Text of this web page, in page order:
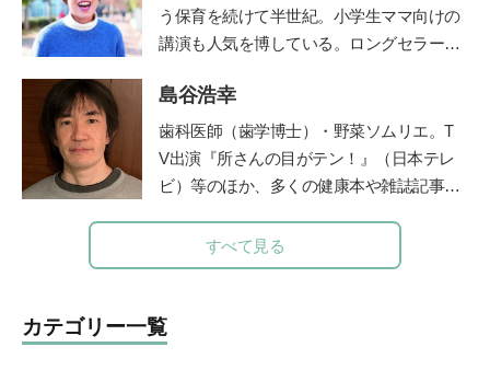
クをいれて使えることを知り、一気にイン
クコレクター(インク沼)になる。ご当地イ
まれ)の母親としての視点から文房具を観
察し、レビュー記事を執筆している。
う保育を続けて半世紀。小学生ママ向けの
講演も人気を博している。ロングセラー絵
どものみかた 春夏秋冬』（福音館書
店）、『あなたが自分らしく生きれば、子
どもは幸せに育ちます』（小学館）、親向
けに『保育歴50年！愛子さんの子育てお悩
は、「みんなの学校」の木村泰子さんとの
対談『保育も教育も「教える」から「学
ごの木」HP
島谷浩幸
歯科医師（歯学博士）・野菜ソムリエ。T
V出演『所さんの目がテン！』（日本テレ
ビ）等のほか、多くの健康本や雑誌記事・
由流里舎農園 」は日本野菜ソムリエ協会公
認。Twitterも更新中。
すべて見る
カテゴリー一覧